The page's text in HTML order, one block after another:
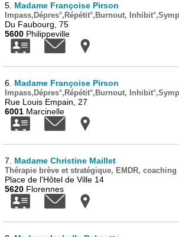
5. Madame Françoise Pirson
Impass,Dépres°,Répétit°,Burnout,
Du Faubourg, 75
5600 Philippeville
6. Madame Françoise Pirson
Impass,Dépres°,Répétit°,Burnout,
Rue Louis Empain, 27
6001 Marcinelle
7. Madame Christine Maillet
Thérapie brève et stratégique, EMDR, coaching
Place de l'Hôtel de Ville 14
5620 Florennes